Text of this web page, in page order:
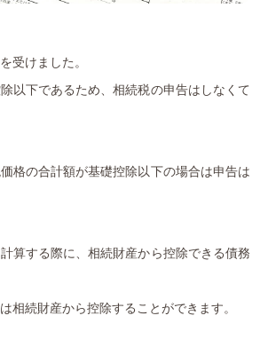
受けました。
除以下であるため、相続税の申告はしなくて
格の合計額が基礎控除以下の場合は申告は
算する際に、相続財産から控除できる債務
相続財産から控除することができます。